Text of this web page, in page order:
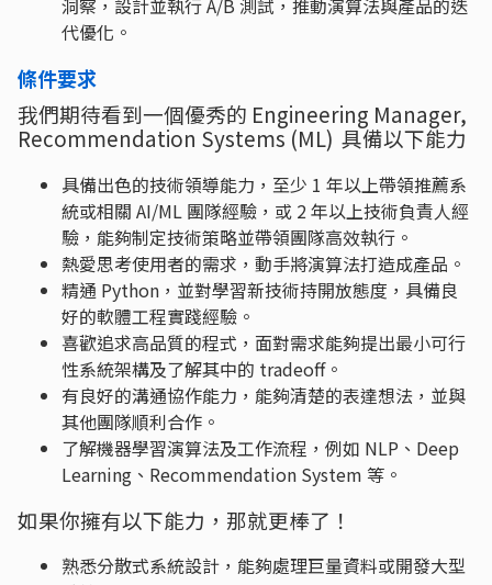
洞察，設計並執行 A/B 測試，推動演算法與產品的迭
代優化。
條件要求
我們期待看到一個優秀的 Engineering Manager,
Recommendation Systems (ML) 具備以下能力
具備出色的技術領導能力，至少 1 年以上帶領推薦系
統或相關 AI/ML 團隊經驗，或 2 年以上技術負責人經
驗，能夠制定技術策略並帶領團隊高效執行。
熱愛思考使⽤者的需求，動手將演算法打造成產品。
精通 Python，並對學習新技術持開放態度，具備良
好的軟體工程實踐經驗。
喜歡追求高品質的程式，面對需求能夠提出最小可行
性系統架構及了解其中的 tradeoff。
有良好的溝通協作能力，能夠清楚的表達想法，並與
其他團隊順利合作。
了解機器學習演算法及工作流程，例如 NLP、Deep
Learning、Recommendation System 等。
如果你擁有以下能力，那就更棒了！
熟悉分散式系統設計，能夠處理巨量資料或開發大型